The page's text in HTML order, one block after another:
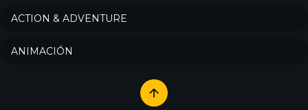
Música
Romance
ACTION & ADVENTURE
ANIMACIÓN